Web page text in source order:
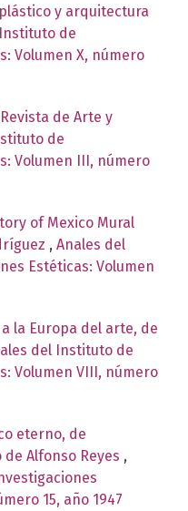
y arquitectura
de
Volumen X, número
de Arte y
de
Volumen III, número
of Mexico Mural
, Anales del
Estéticas: Volumen
la Europa del arte, de
del Instituto de
Volumen VIII, número
eterno, de
Alfonso Reyes ,
15, año 1947